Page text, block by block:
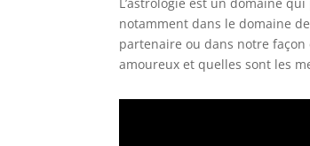
notamment dans le domaine
partenaire ou dans notre façon
amoureux et quelles sont les